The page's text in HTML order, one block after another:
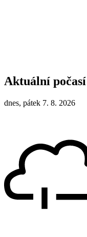
Aktuální počasí
dnes, pátek 7. 8. 2026